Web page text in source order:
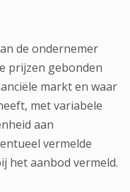
de ondernemer
prijzen gebonden
markt en waar
met variabele
aan
vermelde
het aanbod vermeld.